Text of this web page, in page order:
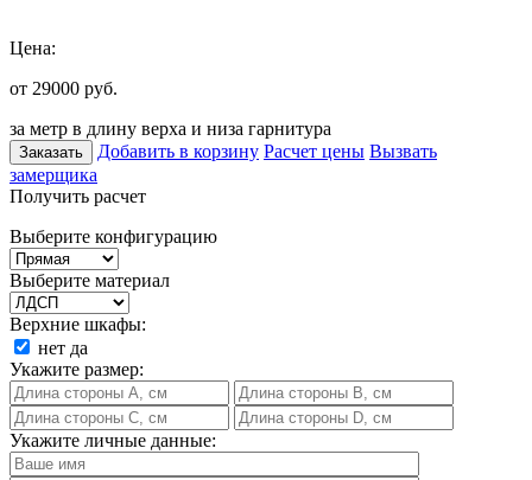
Цена:
от 29000 руб.
за метр в длину верха и низа гарнитура
Заказать Добавить в корзину Расчет цены Вызвать
замерщика
Получить расчет
Выберите конфигурацию
Выберите материал
Верхние шкафы:
нет да
Укажите размер:
Укажите личные данные: